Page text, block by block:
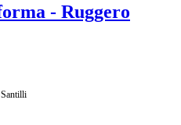
- Ruggero